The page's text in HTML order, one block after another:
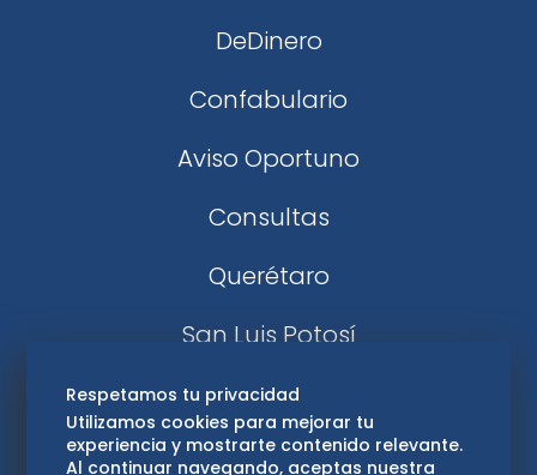
DeDinero
Confabulario
Aviso Oportuno
Consultas
Querétaro
San Luis Potosí
Edomex
Consultas
Respetamos tu privacidad
Utilizamos cookies para mejorar tu
experiencia y mostrarte contenido relevante.
Al continuar navegando, aceptas nuestra